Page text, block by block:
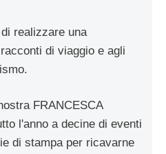
realizzare una
di viaggio e agli
FRANCESCA
l'anno a decine di eventi
di stampa per ricavarne